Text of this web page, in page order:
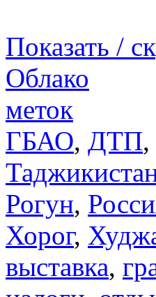
Показать /
Облако
меток
ГБАО, ДТП,
Рогун,
Хорог,
выставка,